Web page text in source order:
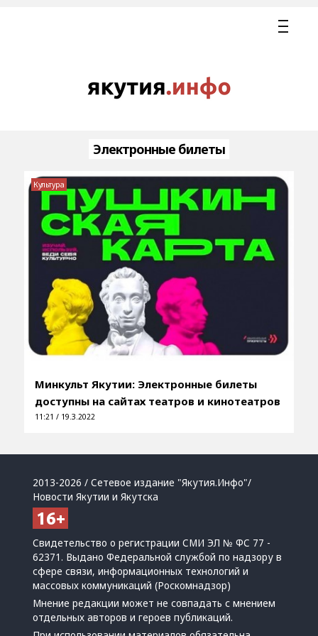
Электронные билеты
Минкульт Якутии: Электронные билеты
доступны на сайтах театров и кинотеатров
11:21 / 19.3.2022
Культура
2013-2026 / Сетевое издание "Якутия.Инфо"/
Новости Якутии и Якутска
Свидетельство о регистрации СМИ ЭЛ № ФС 77 -
62371. Выдано Федеральной службой по надзору в
сфере связи, информационных технологий и
массовых коммуникаций (Роскомнадзор)
Мнение редакции может не совпадать с мнением
отдельных авторов и героев публикаций.